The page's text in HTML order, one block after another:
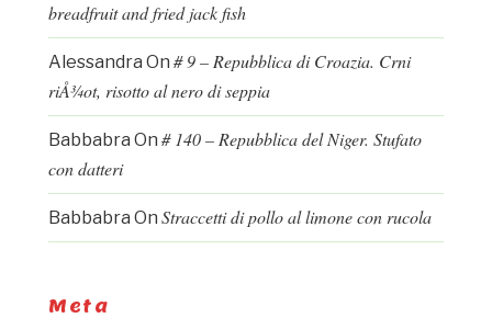
breadfruit and fried jack fish
Alessandra On # 9 – Repubblica di Croazia. Crni
riÅ¾ot, risotto al nero di seppia
Babbabra On # 140 – Repubblica del Niger. Stufato
con datteri
Babbabra On Straccetti di pollo al limone con rucola
Meta